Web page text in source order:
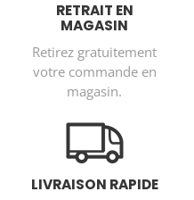
RETRAIT EN
MAGASIN
Retirez gratuitement
votre commande en
magasin.
LIVRAISON RAPIDE